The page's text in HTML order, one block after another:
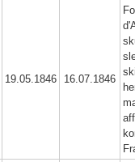
19.05.1846 16.07.1846